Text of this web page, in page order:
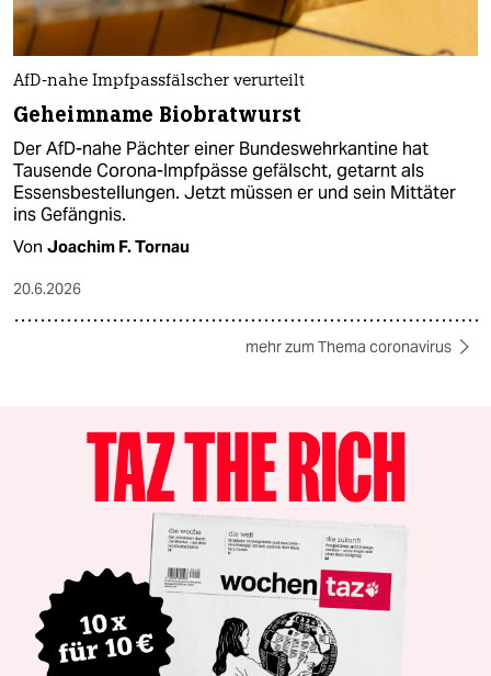
AfD-nahe Impfpassfälscher verurteilt
Geheimname Biobratwurst
Der AfD-nahe Pächter einer Bundeswehrkantine hat
Tausende Corona-Impfpässe gefälscht, getarnt als
Essensbestellungen. Jetzt müssen er und sein Mittäter
ins Gefängnis.
Von Joachim F. Tornau
20.6.2026
mehr zum Thema coronavirus